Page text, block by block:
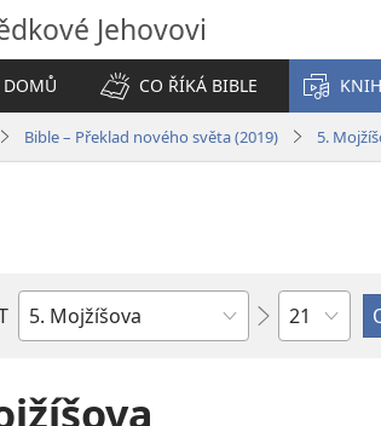
Jehovovi
DOMŮ
CO ŘÍKÁ BIBLE
Bible – Překlad nového světa (2019) 5.
Biblická
Kapitola